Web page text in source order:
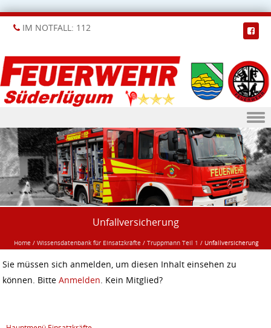
IM NOTFALL: 112
Skip to content
Unfallversicherung
Home / Wissensdatenbank für Einsatzkräfte / Truppmann Teil 1 / Unfallversicherung
Sie müssen sich anmelden, um diesen Inhalt einsehen zu
können. Bitte Anmelden. Kein Mitglied?